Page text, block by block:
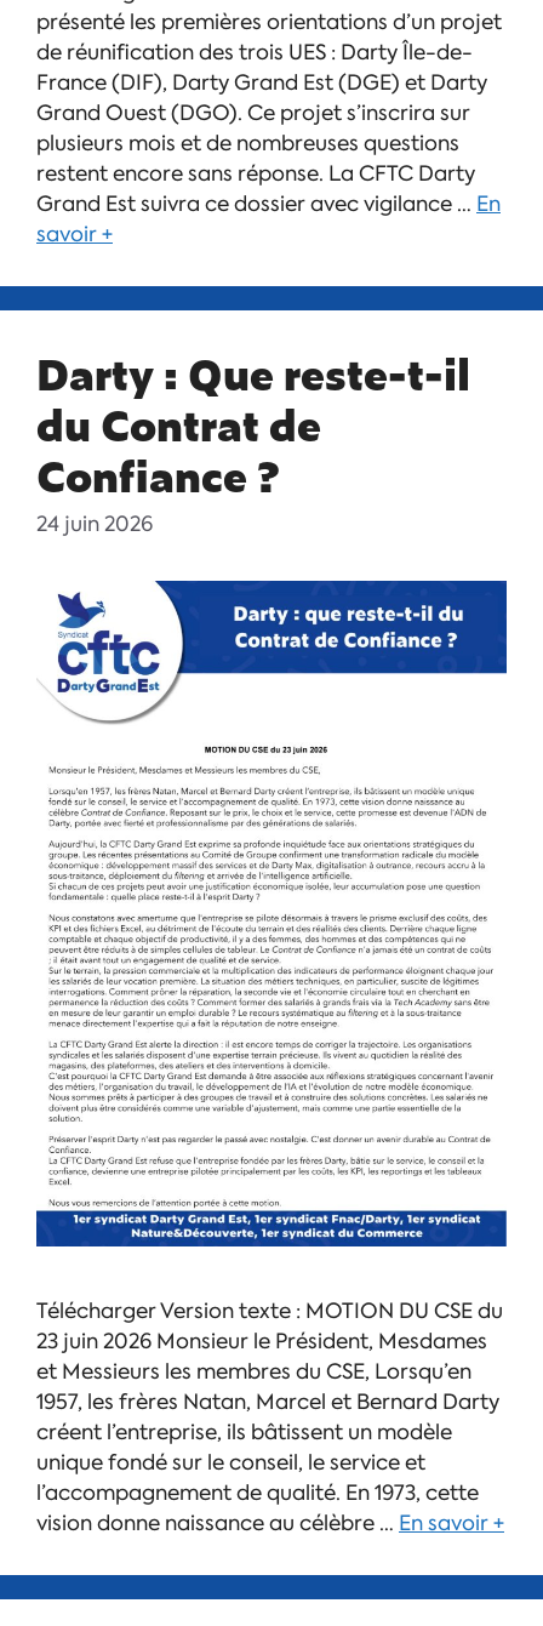
présenté les premières orientations d’un projet
de réunification des trois UES : Darty Île-de-
France (DIF), Darty Grand Est (DGE) et Darty
Grand Ouest (DGO). Ce projet s’inscrira sur
plusieurs mois et de nombreuses questions
restent encore sans réponse. La CFTC Darty
Grand Est suivra ce dossier avec vigilance … En
savoir +
Darty : Que reste-t-il
du Contrat de
Confiance ?
24 juin 2026
Télécharger Version texte : MOTION DU CSE du
23 juin 2026 Monsieur le Président, Mesdames
et Messieurs les membres du CSE, Lorsqu’en
1957, les frères Natan, Marcel et Bernard Darty
créent l’entreprise, ils bâtissent un modèle
unique fondé sur le conseil, le service et
l’accompagnement de qualité. En 1973, cette
vision donne naissance au célèbre … En savoir +